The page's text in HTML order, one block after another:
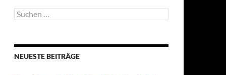
Suchen
nach:
NEUESTE BEITRÄGE